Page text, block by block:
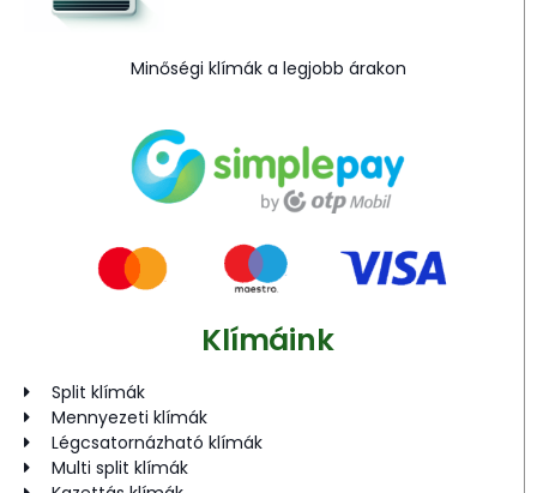
Minőségi klímák a legjobb árakon
Klímáink
Split klímák
Mennyezeti klímák
Légcsatornázható klímák
Multi split klímák